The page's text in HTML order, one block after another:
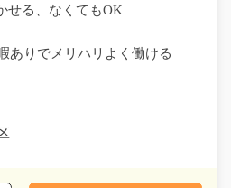
せる、なくてもOK
ありでメリハリよく働ける